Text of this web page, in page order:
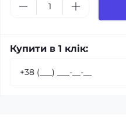
Купити в 1 клік: